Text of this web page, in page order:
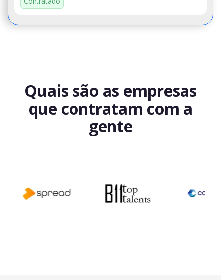
Quais são as empresas
que contratam com a
gente